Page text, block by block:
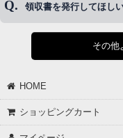
◆商品発送前の変更は承
さい。
領収書を発行してほし
◆領収書はご希望頂い
【これからご注文する場
願いします。
その
HOME
ショッピングカート